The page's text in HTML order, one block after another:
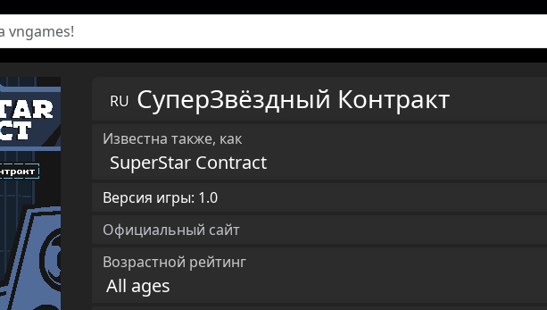
RU СуперЗвёздный Контракт
Известна также, как
SuperStar Contract
Версия игры: 1.0
Официальный сайт
Возрастной рейтинг
All ages